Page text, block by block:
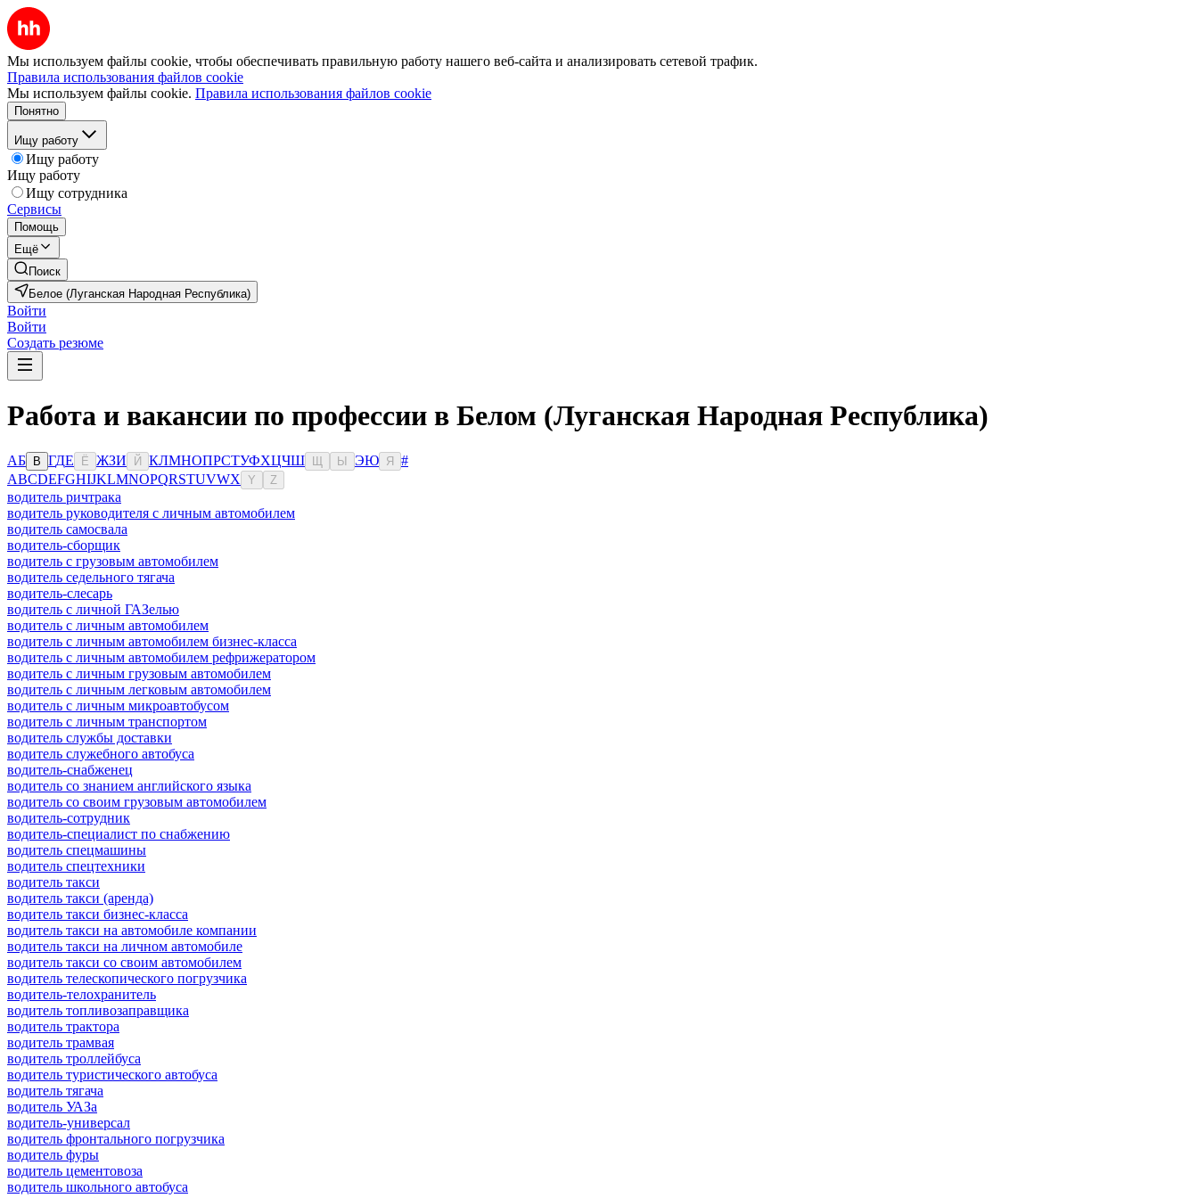
Мы используем файлы cookie, чтобы обеспечивать правильную работу нашего веб-сайта и анализировать сетевой трафик.
Правила использования файлов cookie
Мы используем файлы cookie. Правила использования файлов cookie
Понятно
Ищу работу
Ищу работу
Ищу работу
Ищу сотрудника
Сервисы
Помощь
Ещё
Поиск
Белое (Луганская Народная Республика)
Войти
Войти
Создать резюме
Работа и вакансии по профессии в Белом (Луганская Народная Республика)
АБ В ГДЕ Ё ЖЗИ Й КЛМНОПРСТУФХЦЧШ Ы ЭЮ Я
#
ABCDEFGHIJKLMNOPQRSTUVWX Y Z
водитель ричтрака
водитель руководителя с личным автомобилем
водитель самосвала
водитель-сборщик
водитель с грузовым автомобилем
водитель седельного тягача
водитель-слесарь
водитель с личной ГАЗелью
водитель с личным автомобилем
водитель с личным автомобилем бизнес-класса
водитель с личным автомобилем рефрижератором
водитель с личным грузовым автомобилем
водитель с личным легковым автомобилем
водитель с личным микроавтобусом
водитель с личным транспортом
водитель службы доставки
водитель служебного автобуса
водитель-снабженец
водитель со знанием английского языка
водитель со своим грузовым автомобилем
водитель-сотрудник
водитель-специалист по снабжению
водитель спецмашины
водитель спецтехники
водитель такси
водитель такси (аренда)
водитель такси бизнес-класса
водитель такси на автомобиле компании
водитель такси на личном автомобиле
водитель такси со своим автомобилем
водитель телескопического погрузчика
водитель-телохранитель
водитель топливозаправщика
водитель трактора
водитель трамвая
водитель троллейбуса
водитель туристического автобуса
водитель тягача
водитель УАЗа
водитель-универсал
водитель фронтального погрузчика
водитель фуры
водитель цементовоза
водитель школьного автобуса